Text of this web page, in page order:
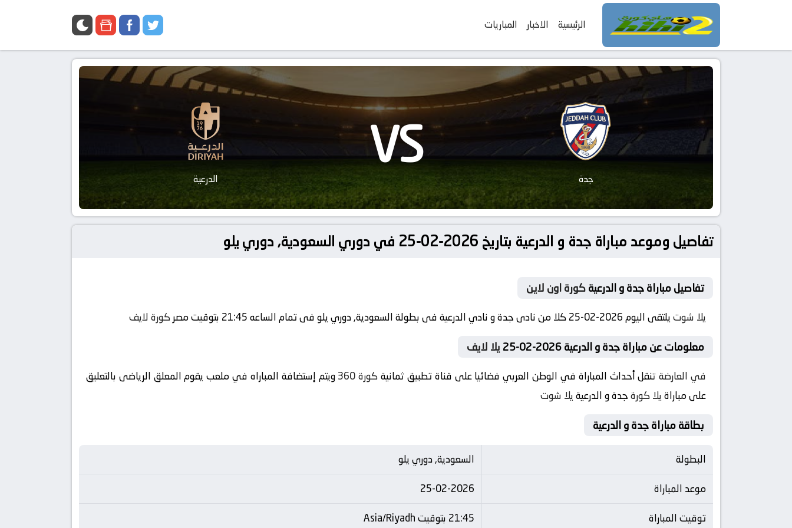
الرئيسية الاخبار المباريات
جدة VS الدرعية
تفاصيل وموعد مباراة جدة و الدرعية بتاريخ 2026-02-25 في دوري السعودية, دوري يلو
تفاصيل مباراة جدة و الدرعيةكورة اون لاين
يلا شوتيلتقى اليوم 2026-02-25 كلا من نادى جدة و نادي الدرعية فى بطولة السعودية, دوري يلو فى تمام الساعه 21:45 بتوقيت مصر كورة لايف
معلومات عن مباراة جدة و الدرعية 2026-02-25 يلا لايف
في العارضةتنقل أحداث المباراة في الوطن العربي فضائيا على قناة تطبيق ثمانيةكورة 360
ويتم إستضافة المباراه في ملعب يقوم المعلق الرياضى بالتعليق
على مباراةيلا كورةجدة و الدرعيةيلا شوت
بطاقة مباراة جدة و الدرعية
البطولة
السعودية, دوري يلو
موعد المباراة
25-02-2026
توقيت المباراة
21:45 بتوقيت Asia/Riyadh